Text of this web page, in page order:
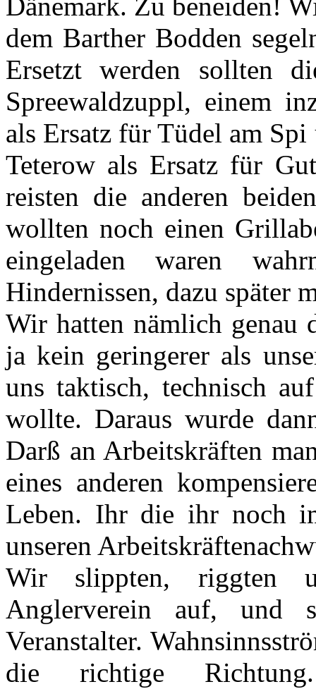
Dänemark. Zu beneiden!
dem Barther Bodden
Ersetzt werden sollten
Spreewaldzuppl, einem
als Ersatz für Tüdel am
Teterow als Ersatz für
reisten die anderen
wollten noch einen
eingeladen waren
Hindernissen, dazu später
Wir hatten nämlich genau
ja kein geringerer als
uns taktisch, technisch
wollte. Daraus wurde
Darß an Arbeitskräften
eines anderen
Leben. Ihr die ihr noch
unseren
Wir slippten, riggten
Anglerverein auf, und
Veranstalter.
die richtige Richtung.